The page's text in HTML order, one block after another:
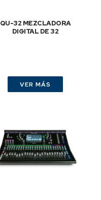
QU-32 MEZCLADORA
DIGITAL DE 32
VER MÁS